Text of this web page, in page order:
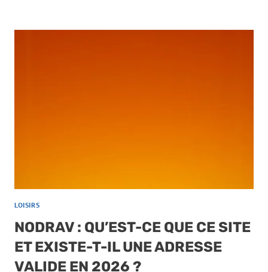
LOISIRS
NODRAV : QU’EST-CE QUE CE SITE
ET EXISTE-T-IL UNE ADRESSE
VALIDE EN 2026 ?